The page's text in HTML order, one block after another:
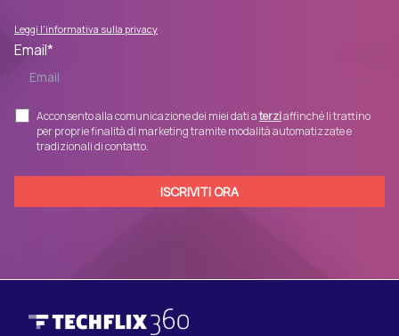
Leggi l'informativa sulla privacy
Email*
Acconsento alla comunicazione dei miei dati aterziaffinché li trattino
per proprie finalità di marketing tramite modalità automatizzate e
tradizionali di contatto.